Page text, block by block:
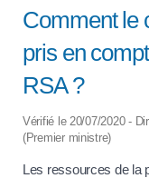
Comment le
pris en
RSA ?
Vérifié le 20/07/2020 -
(Premier ministre)
Les ressources de la